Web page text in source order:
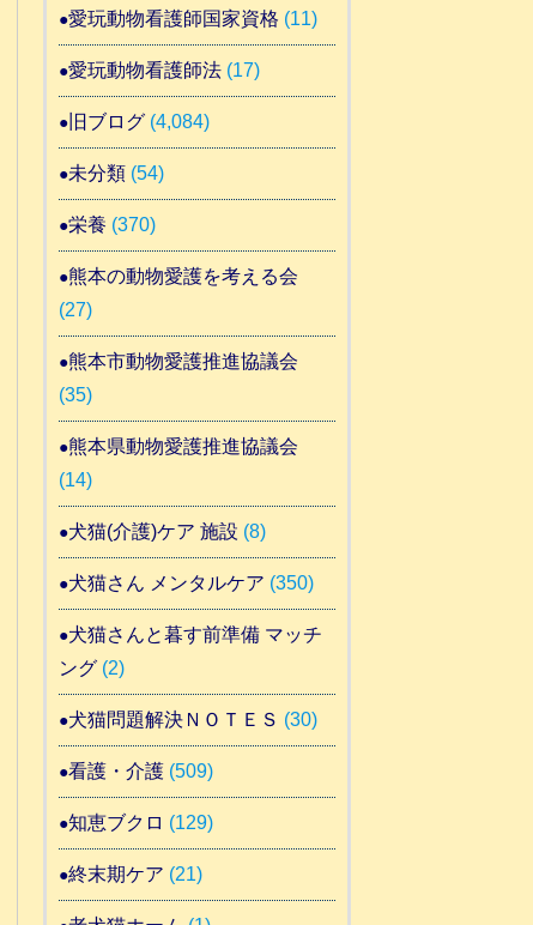
愛玩動物看護師国家資格 (11)
愛玩動物看護師法(17)
旧ブログ(4,084)
未分類(54)
栄養 (370)
熊本の動物愛護を考える会
(27)
熊本市動物愛護推進協議会
(35)
熊本県動物愛護推進協議会
(14)
犬猫(介護)ケア 施設 (8)
犬猫さん メンタルケア (350)
犬猫さんと暮す前準備 マッチ
ング(2)
犬猫問題解決ＮＯＴＥＳ (30)
看護・介護(509)
知恵ブクロ (129)
終末期ケア (21)